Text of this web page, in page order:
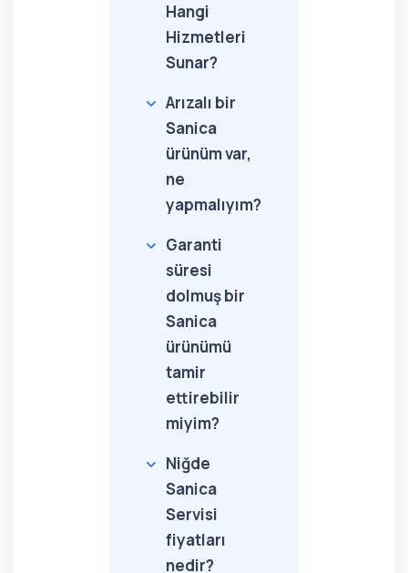
Hangi
Hizmetleri
Sunar?
Arızalı bir
Sanica
ürünüm var,
ne
yapmalıyım?
Garanti
süresi
dolmuş bir
Sanica
ürünümü
tamir
ettirebilir
miyim?
Niğde
Sanica
Servisi
fiyatları
nedir?